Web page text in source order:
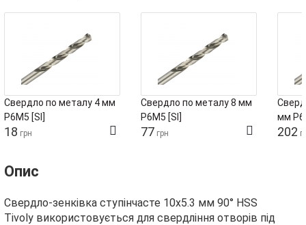
Свердло по металу 4 мм
Р6М5 [SI]
18 грн
Свердло по металу 8 мм
Р6М5 [SI]
77 грн
мм
202
Опис
Свердло-зенківка ступінчасте 10х5.3 мм 90° HSS
Tivoly використовується для свердління отворів під